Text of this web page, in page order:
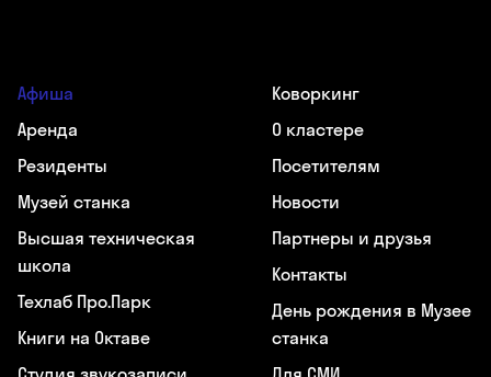
Афиша
Аренда
Резиденты
Музей станка
Высшая техническая
школа
Техлаб Про.Парк
Книги на Октаве
Коворкинг
О кластере
Посетителям
Новости
Партнеры и друзья
Контакты
День рождения в Музее
станка